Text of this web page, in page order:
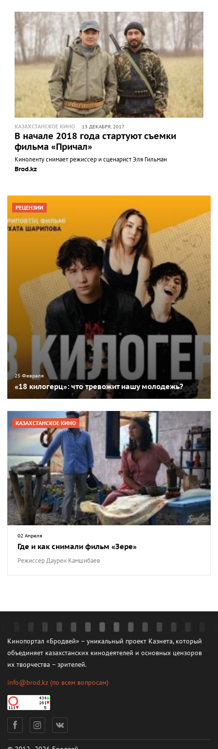
КАЗАХСТАНСКОЕ КИНО 13 ДЕКАБРЯ, 2017
В начале 2018 года стартуют съемки
фильма «Причал»
Киноленту снимает режиссер и сценарист Эля Гильман
Brod.kz
РЕЦЕНЗИИ
25 Февраля
«18 килогерц»: что тревожит нашу молодежь?
КАЗАХСТАНСКОЕ КИНО
02 Апреля
Где и как снимали фильм «Зере»
Режиссер Даурен Камшибаев
Кинопортал «Бродвей» – уникальный проект Казнета, который
объединяет казахстанских кинодеятелей и основных цензоров
их творчества – зрителей.
info@brod.kz (по всем вопросам)